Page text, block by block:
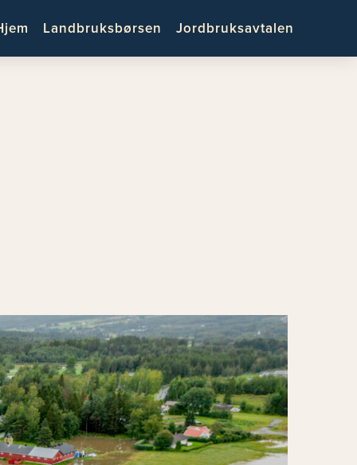
Landbruksbørsen Jordbruksavtalen